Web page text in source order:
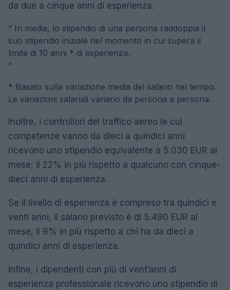
da due a cinque anni di esperienza.
“ In media, lo stipendio di una persona raddoppia il
suo stipendio iniziale nel momento in cui supera il
limite di 10 anni * di esperienza.
“
* Basato sulla variazione media del salario nel tempo.
Le variazioni salariali variano da persona a persona.
Inoltre, i controllori del traffico aereo le cui
competenze vanno da dieci a quindici anni
ricevono uno stipendio equivalente a 5.030 EUR al
mese, il 22% in più rispetto a qualcuno con cinque-
dieci anni di esperienza.
Se il livello di esperienza è compreso tra quindici e
venti anni, il salario previsto è di 5.490 EUR al
mese, il 9% in più rispetto a chi ha da dieci a
quindici anni di esperienza.
Infine, i dipendenti con più di vent’anni di
esperienza professionale ricevono uno stipendio di